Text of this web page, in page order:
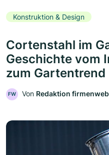
Konstruktion & Design
Cortenstahl im
Geschichte vom
zum Gartentrend
FW Von Redaktion